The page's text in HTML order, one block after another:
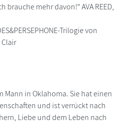
brauche mehr davon!" AVA REED,
Trilogie von
Mann in Oklahoma. Sie hat einen
und ist verrückt nach
Liebe und dem Leben nach